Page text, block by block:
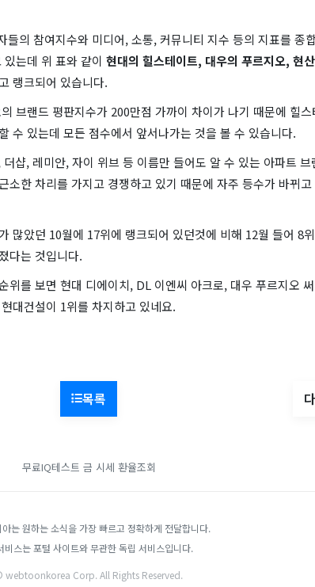
들의 참여지수와 미디어, 소통, 커뮤니티 지수 등의 지표를 종
는데 위 표와 같이 현대의 힐스테이트, 대우의 푸르지오, 현
랭크되어 있습니다.
브랜드 평판지수가 200만점 가까이 차이가 나기 때문에 힐스
수 있는데 모든 점수에서 앞서나가는 것을 볼 수 있습니다.
샵, 레미안, 자이 위브 등 이름만 들어도 알 수 있는 아파트 브
소한 차리를 가지고 경쟁하고 있기 때문에 자주 등수가 바뀌고
많았던 10월에 17위에 랭크되어 있던것에 비해 12월 들어 8
다는 것입니다.
위를 보면 현대 디에이치, DL 이엔씨 아크로, 대우 푸르지오
대건설이 1위를 차지하고 있네요.
목록
무료IQ테스트 금 시세 환율조회
는 원하는 소식을 가장 빠르고 정확하게 전달합니다.
비스는 포털 사이트와 무관한 독립 서비스입니다.
webtoonkorea Corp. All Rights Reserved.